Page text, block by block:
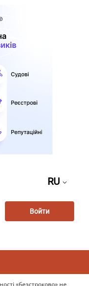
RU
Войти
«безстроково» не